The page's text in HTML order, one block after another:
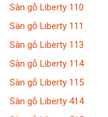
Sàn gỗ Liberty 110
Sàn gỗ Liberty 111
Sàn gỗ Liberty 113
Sàn gỗ Liberty 114
Sàn gỗ Liberty 115
Sàn gỗ Liberty 414